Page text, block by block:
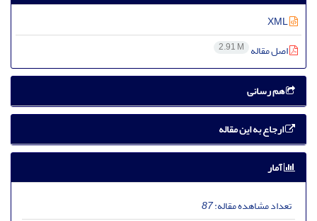
اصل مقاله 2.91 M
هم رسانی
ارجاع به این مقاله
آمار
تعداد مشاهده مقاله:87